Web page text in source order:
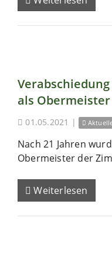
als Obermeister
01.05.2021 |
Nach 21 Jahren
Obermeister der
Weiterlesen